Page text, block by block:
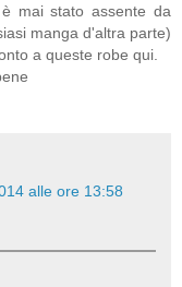
mai stato assente da
manga d'altra parte)
a queste robe qui.
alle ore 13:58